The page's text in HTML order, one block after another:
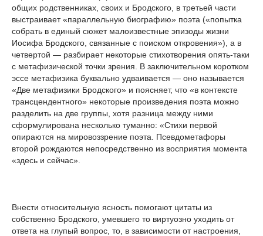
общих родственниках, своих и Бродского, в третьей части
выстраивает «параллельную биографию» поэта («попытка
собрать в единый сюжет малоизвестные эпизоды жизни
Иосифа Бродского, связанные с поиском откровения»), а в
четвертой — разбирает некоторые стихотворения опять-таки
с метафизической точки зрения. В заключительном коротком
эссе метафизика буквально удваивается — оно называется
«Две метафизики Бродского» и поясняет, что «в контексте
трансцендентного» некоторые произведения поэта можно
разделить на две группы, хотя разница между ними
сформулирована несколько туманно: «Стихи первой
опираются на мировоззрение поэта. Псевдометафоры
второй рождаются непосредственно из восприятия момента
«здесь и сейчас».
Внести относительную ясность помогают цитаты из
собственно Бродского, умевшего то виртуозно уходить от
ответа на глупый вопрос, то, в зависимости от настроения,